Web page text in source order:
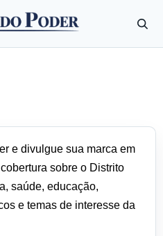
e divulgue sua marca em
sobre o Distrito
saúde, educação,
e temas de interesse da